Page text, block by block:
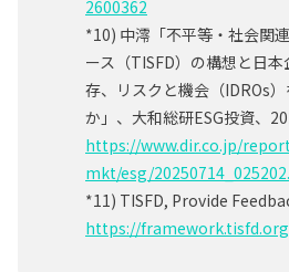
2600362
*10) 中澪「不平等・社会関
ース（TISFD）の構想と日
存、リスクと機会（IDROs
か」、大和総研ESG投資、
https://www.dir.co.jp/
mkt/esg/
*11) TISFD, Provide
https://